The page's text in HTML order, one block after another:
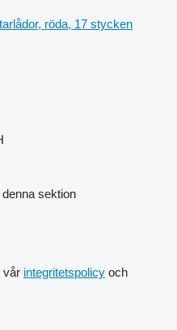
röda, 17 stycken
sektion
vår integritetspolicy och